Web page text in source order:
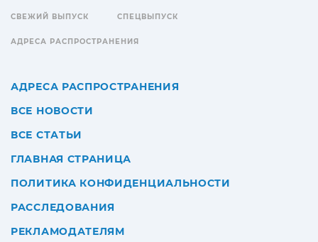
СВЕЖИЙ ВЫПУСК СПЕЦВЫПУСК
АДРЕСА РАСПРОСТРАНЕНИЯ
АДРЕСА РАСПРОСТРАНЕНИЯ
ВСЕ НОВОСТИ
ВСЕ СТАТЬИ
ГЛАВНАЯ СТРАНИЦА
ПОЛИТИКА КОНФИДЕНЦИАЛЬНОСТИ
РАССЛЕДОВАНИЯ
РЕКЛАМОДАТЕЛЯМ